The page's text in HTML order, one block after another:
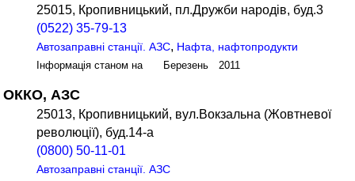
25015, Кропивницький, пл.Дружби народів, буд.3
(0522) 35-79-13
Автозаправні станції. АЗС, Нафта, нафтопродукти
Інформація станом на Березень 2011
ОККО, АЗС
25013, Кропивницький, вул.Вокзальна (Жовтневої
революції), буд.14-а
(0800) 50-11-01
Автозаправні станції. АЗС